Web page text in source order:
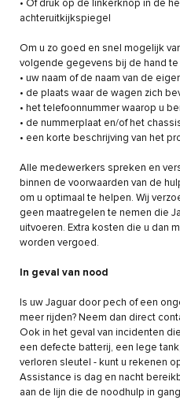
• Of druk op de linkerknop in de
achteruitkijkspiegel
Om u zo goed en snel mogelijk
volgende gegevens bij de hand
• uw naam of de naam van de
• de plaats waar de wagen zich
• het telefoonnummer waarop u
• de nummerplaat en/of het
• een korte beschrijving van het
Alle medewerkers spreken en
binnen de voorwaarden van de
om u optimaal te helpen. Wij
geen maatregelen te nemen die
uitvoeren. Extra kosten die u dan
worden vergoed.
In geval van nood
Is uw Jaguar door pech of een
meer rijden? Neem dan direct
Ook in het geval van incidenten
een defecte batterij, een lege
verloren sleutel - kunt u rekenen
Assistance is dag en nacht
aan de lijn die de noodhulp in